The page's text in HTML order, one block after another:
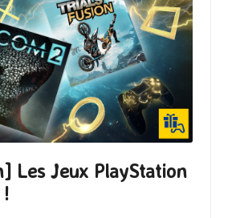
Les Jeux PlayStation